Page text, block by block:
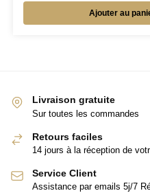
Ajouter au
Livraison gratuite
Sur toutes les commandes
Retours faciles
14 jours à la réception de
Service Client
Assistance par emails 5j/7